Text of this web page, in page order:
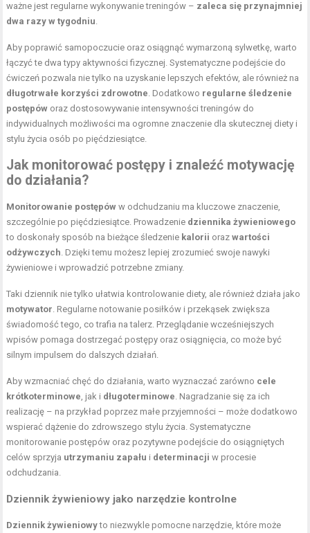
ważne jest regularne wykonywanie treningów – zaleca się przynajmniej
dwa razy w tygodniu.
Aby poprawić samopoczucie oraz osiągnąć wymarzoną sylwetkę, warto
łączyć te dwa typy aktywności fizycznej. Systematyczne podejście do
ćwiczeń pozwala nie tylko na uzyskanie lepszych efektów, ale również na
długotrwałe korzyści zdrowotne. Dodatkowo regularne śledzenie
postępów oraz dostosowywanie intensywności treningów do
indywidualnych możliwości ma ogromne znaczenie dla skutecznej diety i
stylu życia osób po pięćdziesiątce.
Jak monitorować postępy i znaleźć motywację
do działania?
Monitorowanie postępów w odchudzaniu ma kluczowe znaczenie,
szczególnie po pięćdziesiątce. Prowadzenie dziennika żywieniowego
to doskonały sposób na bieżące śledzenie kalorii orazwartości
odżywczych. Dzięki temu możesz lepiej zrozumieć swoje nawyki
żywieniowe i wprowadzić potrzebne zmiany.
Taki dziennik nie tylko ułatwia kontrolowanie diety, ale również działa jako
motywator. Regularne notowanie posiłków i przekąsek zwiększa
świadomość tego, co trafia na talerz. Przeglądanie wcześniejszych
wpisów pomaga dostrzegać postępy oraz osiągnięcia, co może być
silnym impulsem do dalszych działań.
Aby wzmacniać chęć do działania, warto wyznaczać zarówno cele
krótkoterminowe, jak i długoterminowe. Nagradzanie się za ich
realizację – na przykład poprzez małe przyjemności – może dodatkowo
wspierać dążenie do zdrowszego stylu życia. Systematyczne
monitorowanie postępów oraz pozytywne podejście do osiągniętych
celów sprzyja utrzymaniu zapału i determinacji w procesie
odchudzania.
Dziennik żywieniowy jako narzędzie kontrolne
Dziennik żywieniowyto niezwykle pomocne narzędzie, które może